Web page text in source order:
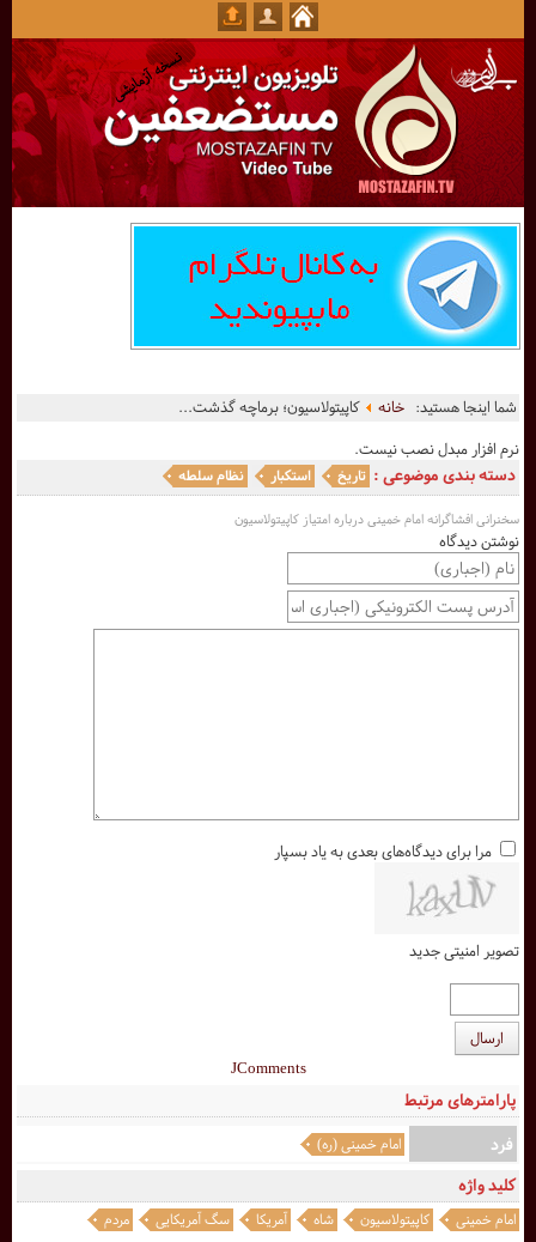
شما اینجا هستید:خانه
کاپیتولاسیون؛ برماچه گذشت...
نرم افزار مبدل نصب نیست.
دسته بندی موضوعی : تاریخ استکبار نظام سلطه
سخنرانی افشاگرانه امام خمینی درباره امتياز کاپیتولاسیون
کلید واژه
امام خمینی کاپیتولاسیون شاه آمریکا سگ آمریکایی مردم
پارامترهای مرتبط
فرد
امام خمینی (ره)
نوشتن دیدگاه
مرا برای دیدگاه‌های بعدی به یاد بسپار
تصویر امنیتی جدید
ارسال
JComments